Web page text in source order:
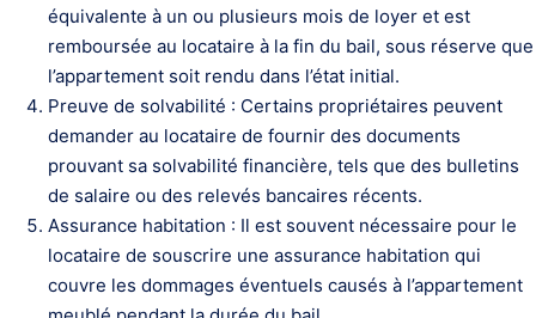
équivalente à un ou plusieurs mois de loyer et est
remboursée au locataire à la fin du bail, sous réserve que
l’appartement soit rendu dans l’état initial.
Preuve de solvabilité : Certains propriétaires peuvent
demander au locataire de fournir des documents
prouvant sa solvabilité financière, tels que des bulletins
de salaire ou des relevés bancaires récents.
Assurance habitation : Il est souvent nécessaire pour le
locataire de souscrire une assurance habitation qui
couvre les dommages éventuels causés à l’appartement